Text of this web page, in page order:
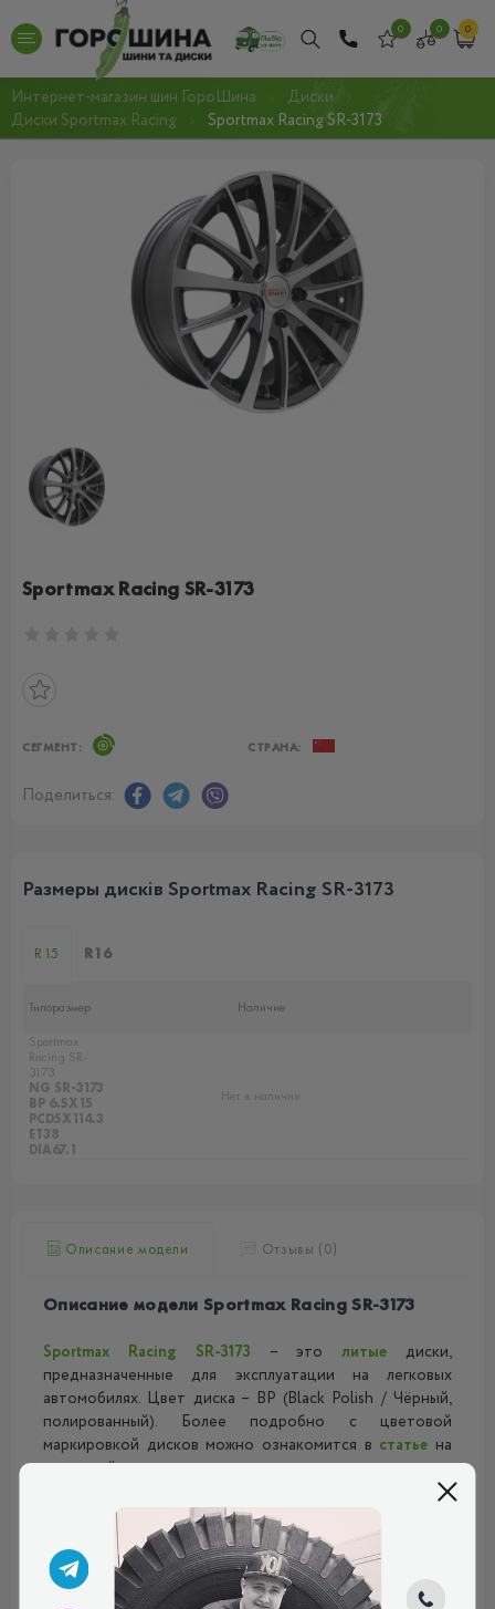
0 0 0
Интернет-магазин шин ГороШина
Диски
Диски Sportmax Racing
Sportmax Racing SR-3173
Sportmax Racing SR-3173
СЕГМЕНТ: СТРАНА:
Поделиться:
Размеры дисків Sportmax Racing SR-3173
R15 R16
Типоразмер
Наличие
Sportmax
Racing SR-
3173
NG SR-3173
BP 6.5X15
PCD5X114.3
ET38
DIA67.1
Нет в наличии
Описание модели Отзывы (0)
Описание модели Sportmax Racing SR-3173
Sportmax Racing SR-3173 – это литыедиски,
предназначенные для эксплуатации на легковых
автомобилях. Цвет диска – BP (Black Polish / Чёрный,
полированный). Более подробно с цветовой
маркировкой дисков можно ознакомится в статье на
нашем сайте
Маркировка параметров на диске может вызвать у Вас
лёгкое недопонимание, но благодаря нашей статье –
«Параметры и маркировка дисков» - Вы получите
исчерпывающие ответы на свои вопросы.